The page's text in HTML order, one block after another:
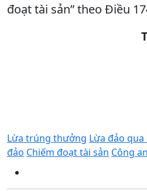
đoạt tài sản” theo Điều
Lừa trúng thưởng Lừa đảo
đảo Chiếm đoạt tài sản Công